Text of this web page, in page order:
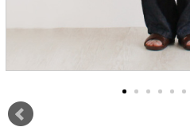
FOLLOW US ON
LINE@お友だち登録で